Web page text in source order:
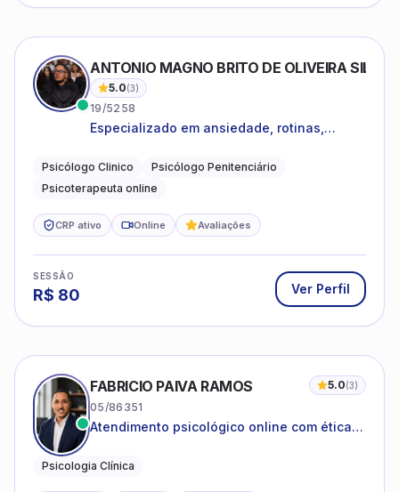
ANTONIO MAGNO BRITO DE OLIVEIRA SILVA
5.0(3)
19/5258
Especializado em ansiedade, rotinas,
familiares e questões comportamentais.
Psicólogo Clinico
Psicólogo Penitenciário
Psicoterapeuta online
CRP ativo Online Avaliações
SESSÃO
R$ 80 Ver Perfil
FABRICIO PAIVA RAMOS 5.0(3)
05/86351
Atendimento psicológico online com ética,
Psicologia Clínica